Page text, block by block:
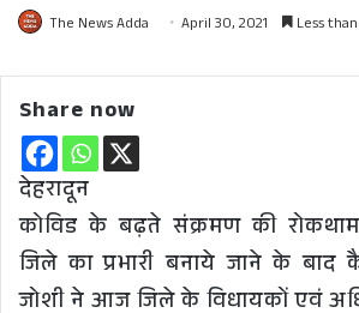
The News Adda April 30, 2021 Less
Share now
देहरादून
कोविड के बढ़ते संक्रमण की
जिले का प्रभारी बनाये जाने के बाद
जोशी ने आज जिले के विधायकों एवं